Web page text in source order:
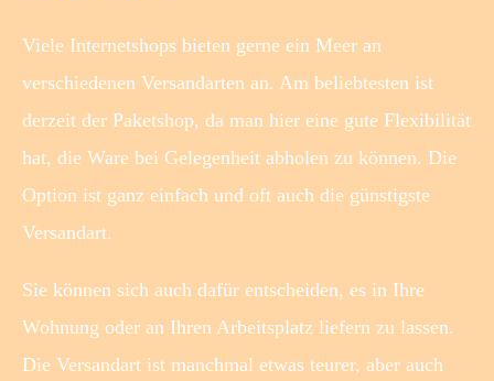
Viele Internetshops bieten gerne ein Meer an
verschiedenen Versandarten an. Am beliebtesten ist
derzeit der Paketshop, da man hier eine gute Flexibilität
hat, die Ware bei Gelegenheit abholen zu können. Die
Option ist ganz einfach und oft auch die günstigste
Versandart.
Sie können sich auch dafür entscheiden, es in Ihre
Wohnung oder an Ihren Arbeitsplatz liefern zu lassen.
Die Versandart ist manchmal etwas teurer, aber auch